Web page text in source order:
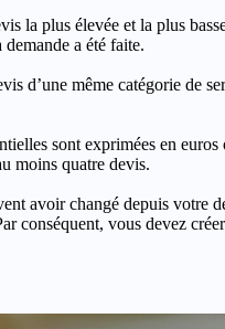
la plus élevée et la plus
a été faite.
d’une même catégorie de
sont exprimées en euros
moins quatre devis.
avoir changé depuis votre
conséquent, vous devez